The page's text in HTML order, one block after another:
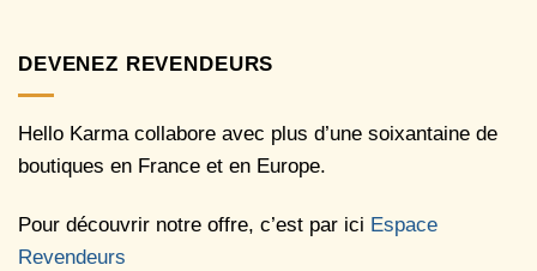
DEVENEZ REVENDEURS
Hello Karma collabore avec plus d’une soixantaine de
boutiques en France et en Europe.
Pour découvrir notre offre, c’est par ici Espace
Revendeurs